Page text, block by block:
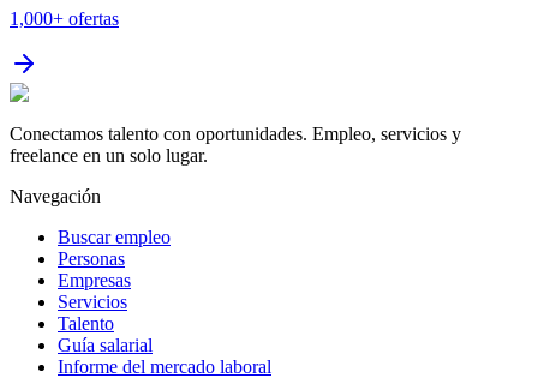
1,000+ ofertas
Conectamos talento con oportunidades. Empleo, servicios y
freelance en un solo lugar.
Navegación
Buscar empleo
Personas
Empresas
Servicios
Talento
Guía salarial
Informe del mercado laboral